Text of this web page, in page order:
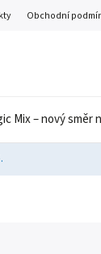
Obchodní
Mix – nový směr